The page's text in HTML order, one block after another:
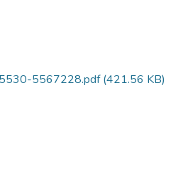
5567228.pdf(421.56 KB)